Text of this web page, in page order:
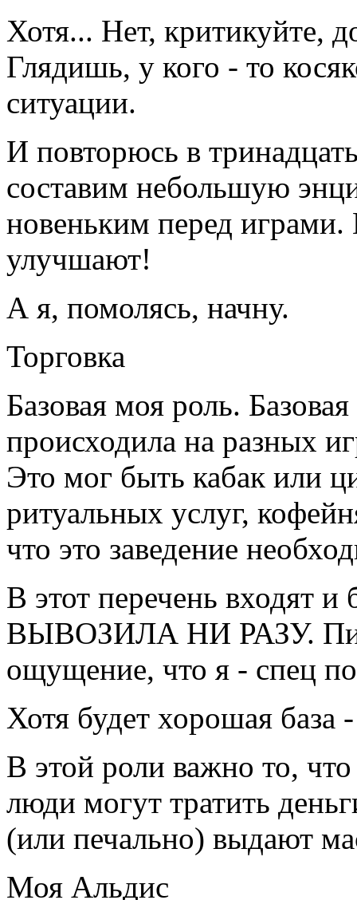
Хотя... Нет, критикуйте,
Глядишь, у кого - то
ситуации.
И повторюсь в
составим небольшую
новеньким перед
улучшают!
А я, помолясь, начну.
Торговка
Базовая моя роль.
происходила на разных
Это мог быть кабак или
ритуальных услуг,
что это заведение
В этот перечень
ВЫВОЗИЛА НИ РАЗУ.
ощущение, что я - спец
Хотя будет хорошая база
В этой роли важно то,
люди могут тратить
(или печально) выдают
Моя Альдис